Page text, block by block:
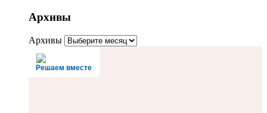
Архивы
Архивы
Решаем вместе